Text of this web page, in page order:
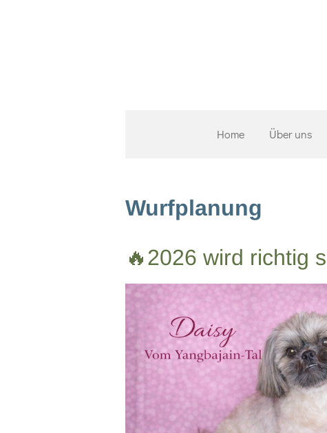
Home Über uns
Wurfplanung
🔥2026 wird richtig